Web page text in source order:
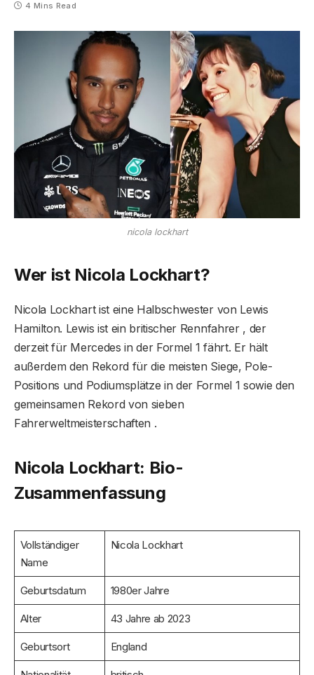
4 Mins Read
nicola lockhart
Wer ist Nicola Lockhart?
Nicola Lockhart ist eine Halbschwester von Lewis
Hamilton. Lewis ist ein britischer Rennfahrer , der
derzeit für Mercedes in der Formel 1 fährt. Er hält
außerdem den Rekord für die meisten Siege, Pole-
Positions und Podiumsplätze in der Formel 1 sowie den
gemeinsamen Rekord von sieben
Fahrerweltmeisterschaften .
Nicola Lockhart: Bio-
Zusammenfassung
Vollständiger
Name
Nicola Lockhart
Geburtsdatum 1980er Jahre
Alter 43 Jahre ab 2023
Geburtsort England